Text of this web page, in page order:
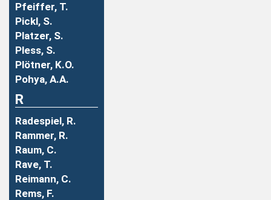
Pfeiffer, T.
Pickl, S.
Platzer, S.
Pless, S.
Plötner, K.O.
Pohya, A.A.
R
Radespiel, R.
Rammer, R.
Raum, C.
Rave, T.
Reimann, C.
Rems, F.